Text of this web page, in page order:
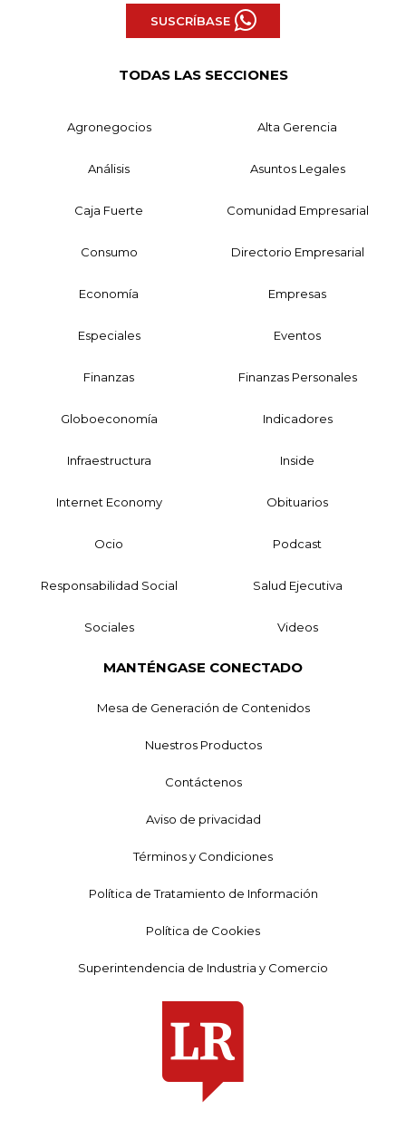
SUSCRÍBASE
TODAS LAS SECCIONES
Agronegocios Alta Gerencia
Análisis Asuntos Legales
Caja Fuerte Comunidad Empresarial
Consumo Directorio Empresarial
Economía Empresas
Especiales Eventos
Finanzas Finanzas Personales
Globoeconomía Indicadores
Infraestructura Inside
Internet Economy Obituarios
Ocio Podcast
Responsabilidad Social Salud Ejecutiva
Sociales Videos
MANTÉNGASE CONECTADO
Mesa de Generación de Contenidos
Nuestros Productos
Contáctenos
Aviso de privacidad
Términos y Condiciones
Política de Tratamiento de Información
Política de Cookies
Superintendencia de Industria y Comercio